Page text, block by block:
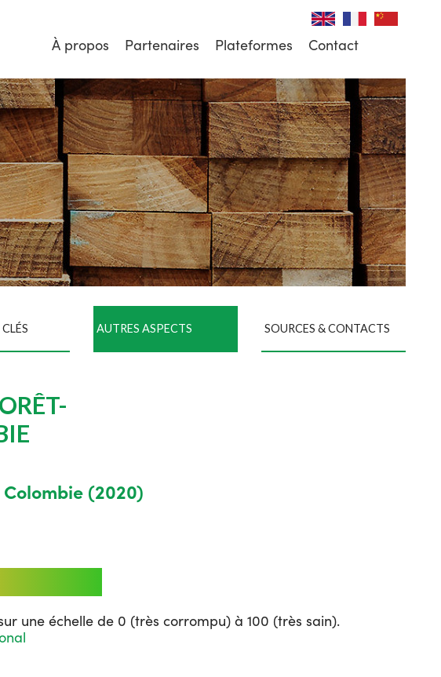
À propos Partenaires Plateformes Contact
AUTRES ASPECTS SOURCES & CONTACTS
(2020)
une échelle de 0 (très corrompu) à 100 (très sain).